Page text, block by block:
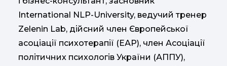
International NLP-University, ведучий тренер
Zelenin Lab, дійсний член Європейської
асоціації психотерапії (ЕАР), член Асоціації
політичних психологів України (АППУ),